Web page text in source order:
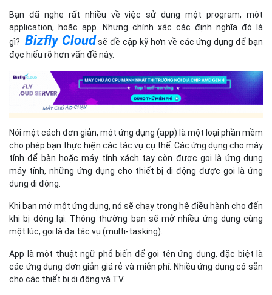
Bạn đã nghe rất nhiều về việc sử dụng một program, một
application, hoặc app. Nhưng chính xác các định nghĩa đó là
gì? Bizfly Cloud sẽ đề cập kỹ hơn về các ứng dụng để bạn
đọc hiểu rõ hơn vấn đề này.
Nói một cách đơn giản, một ứng dụng (app) là một loại phần mềm
cho phép bạn thực hiện các tác vụ cụ thể. Các ứng dụng cho máy
tính để bàn hoặc máy tính xách tay còn được gọi là ứng dụng
máy tính, những ứng dụng cho thiết bị di động được gọi là ứng
dụng di động.
Khi bạn mở một ứng dụng, nó sẽ chạy trong hệ điều hành cho đến
khi bị đóng lại. Thông thường bạn sẽ mở nhiều ứng dụng cùng
một lúc, gọi là đa tác vụ (multi-tasking).
App là một thuật ngữ phổ biến để gọi tên ứng dụng, đặc biệt là
các ứng dụng đơn giản giá rẻ và miễn phí. Nhiều ứng dụng có sẵn
cho các thiết bị di động và TV.